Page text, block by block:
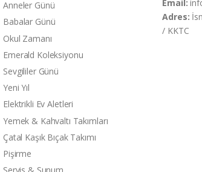
Anneler Günü
Babalar Günü
Okul Zamanı
Emerald Koleksiyonu
Sevgililer Günü
Yeni Yıl
Elektrikli Ev Aletleri
Yemek & Kahvaltı Takımları
Çatal Kaşık Bıçak Takımı
Pişirme
Email:
Adres:
/ KKTC